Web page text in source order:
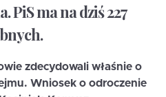
PiS ma na dziś 227
zdecydowali właśnie o
. Wniosek o odroczenie